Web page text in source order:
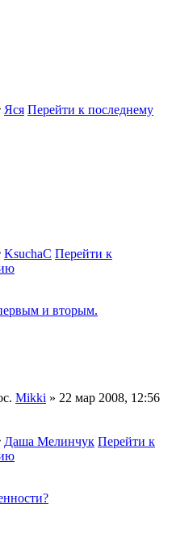
Яся Перейти к последнему
KsuchaC Перейти к
и вторым.
Mikki » 22 мар 2008, 12:56
Даша Мелинчук Перейти к